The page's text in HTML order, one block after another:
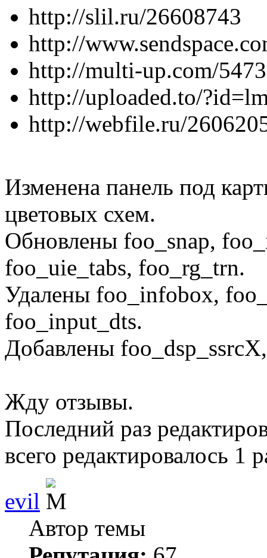
http://slil.ru/26608743
http://
http://multi-up.com/
http://uploaded.to/
http://webfile.ru/
Изменена панель под
цветовых схем.
Обновлены foo_snap,
foo_uie_tabs, foo_rg_trn.
Удалены foo_infobox,
foo_input_dts.
Добавлены
Жду отзывы.
Последний раз
всего редактировалось 1
evil
Автор темы